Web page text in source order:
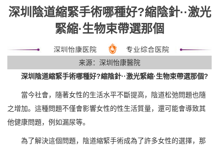
深圳陰道縮緊手術哪種好?縮陰針··激光
緊縮·生物束帶選那個
来源：深圳怡康醫院
深圳陰道縮緊手術哪種好?縮陰針··激光緊縮·生物束帶選那個?
當今社會，隨著女性的生活水平不斷提高，陰道松弛問題也隨
之增加。這種問題不僅會影響女性的性生活質量，還可能會導致其
他健康問題，例如漏尿等。
為了解決這個問題，陰道縮緊手術成為了許多女性的選擇，那